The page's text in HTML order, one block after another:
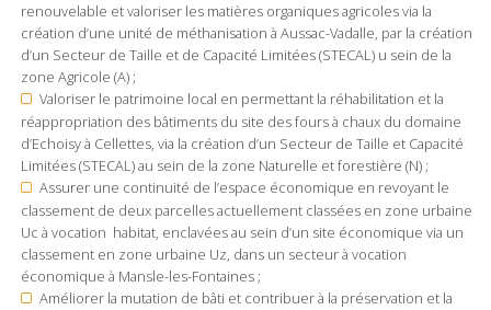
renouvelable et valoriser les matières organiques agricoles via la
création d’une unité de méthanisation à Aussac-Vadalle, par la création
d’un Secteur de Taille et de Capacité Limitées (STECAL) u sein de la
zone Agricole (A) ;
Valoriser le patrimoine local en permettant la réhabilitation et la
réappropriation des bâtiments du site des fours à chaux du domaine
d’Echoisy à Cellettes, via la création d’un Secteur de Taille et Capacité
Limitées (STECAL) au sein de la zone Naturelle et forestière (N) ;
Assurer une continuité de l’espace économique en revoyant le
classement de deux parcelles actuellement classées en zone urbaine
Uc à vocation habitat, enclavées au sein d’un site économique via un
classement en zone urbaine Uz, dans un secteur à vocation
économique à Mansle-les-Fontaines ;
Améliorer la mutation de bâti et contribuer à la préservation et la